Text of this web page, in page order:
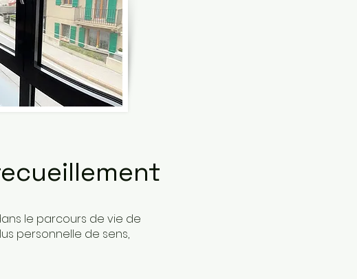
le parcours de vie de
personnelle de sens,